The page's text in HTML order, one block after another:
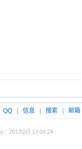
QQ 信息 搜索 邮箱
：2013/2/2 13:04:24